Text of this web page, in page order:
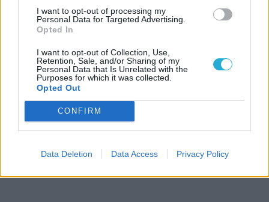
I want to opt-out of processing my
Personal Data for Targeted Advertising.
Opted In
I want to opt-out of Collection, Use,
Retention, Sale, and/or Sharing of my
Personal Data that Is Unrelated with the
Purposes for which it was collected.
Opted Out
CONFIRM
Data Deletion Data Access Privacy Policy